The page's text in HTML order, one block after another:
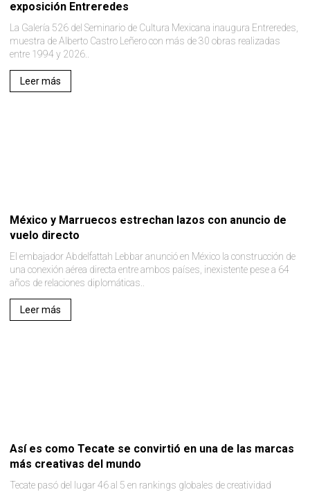
exposición Entreredes
La Galería 526 del Seminario de Cultura Mexicana inaugura Entreredes,
muestra de Alberto Castro Leñero con más de 30 obras realizadas
entre 1994 y 2026..
Leer más
México y Marruecos estrechan lazos con anuncio de
vuelo directo
El embajador Abdelfattah Lebbar anunció en México la construcción de
una conexión aérea directa entre ambos países, inexistente pese a 64
años de relaciones diplomáticas..
Leer más
Así es como Tecate se convirtió en una de las marcas
más creativas del mundo
Tecate pasó del lugar 46 al 5 en rankings globales de creatividad